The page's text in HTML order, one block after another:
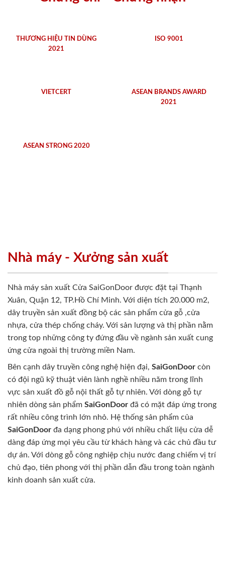
THƯƠNG HIỆU TIN DÙNG
2021
ISO 9001
VIETCERT
ASEAN BRANDS AWARD
2021
ASEAN STRONG 2020
Nhà máy - Xưởng sản xuất
Nhà máy sản xuất Cửa SaiGonDoor được đặt tại Thạnh
Xuân, Quận 12, TP.Hồ Chí Minh. Với diện tích 20.000 m2,
dây truyền sản xuất đồng bộ các sản phẩm cửa gỗ ,cửa
nhựa, cửa thép chống cháy. Với sản lượng và thị phần nằm
trong top những công ty đứng đầu về ngành sản xuất cung
ứng cửa ngoài thị trường miền Nam.
Bên cạnh dây truyền công nghệ hiện đại, SaiGonDoor còn
có đội ngũ kỹ thuật viên lành nghề nhiều năm trong lĩnh
vực sản xuất đồ gỗ nội thất gỗ tự nhiên. Với dòng gỗ tự
nhiên dòng sản phẩm SaiGonDoor đã có mặt đáp ứng trong
rất nhiều công trình lớn nhỏ. Hệ thống sản phẩm của
SaiGonDoor đa dạng phong phú với nhiều chất liệu cửa dễ
dàng đáp ứng mọi yêu cầu từ khách hàng và các chủ đầu tư
dự án. Với dòng gỗ công nghiệp chịu nước đang chiếm vị trí
chủ đạo, tiên phong với thị phần dẫn đầu trong toàn ngành
kinh doanh sản xuất cửa.